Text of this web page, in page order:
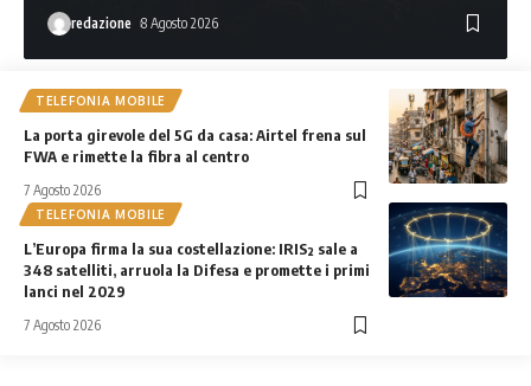
redazione 8 Agosto 2026
TELEFONIA MOBILE
La porta girevole del 5G da casa: Airtel frena sul
FWA e rimette la fibra al centro
7 Agosto 2026
TELEFONIA MOBILE
L’Europa firma la sua costellazione: IRIS² sale a
348 satelliti, arruola la Difesa e promette i primi
lanci nel 2029
7 Agosto 2026